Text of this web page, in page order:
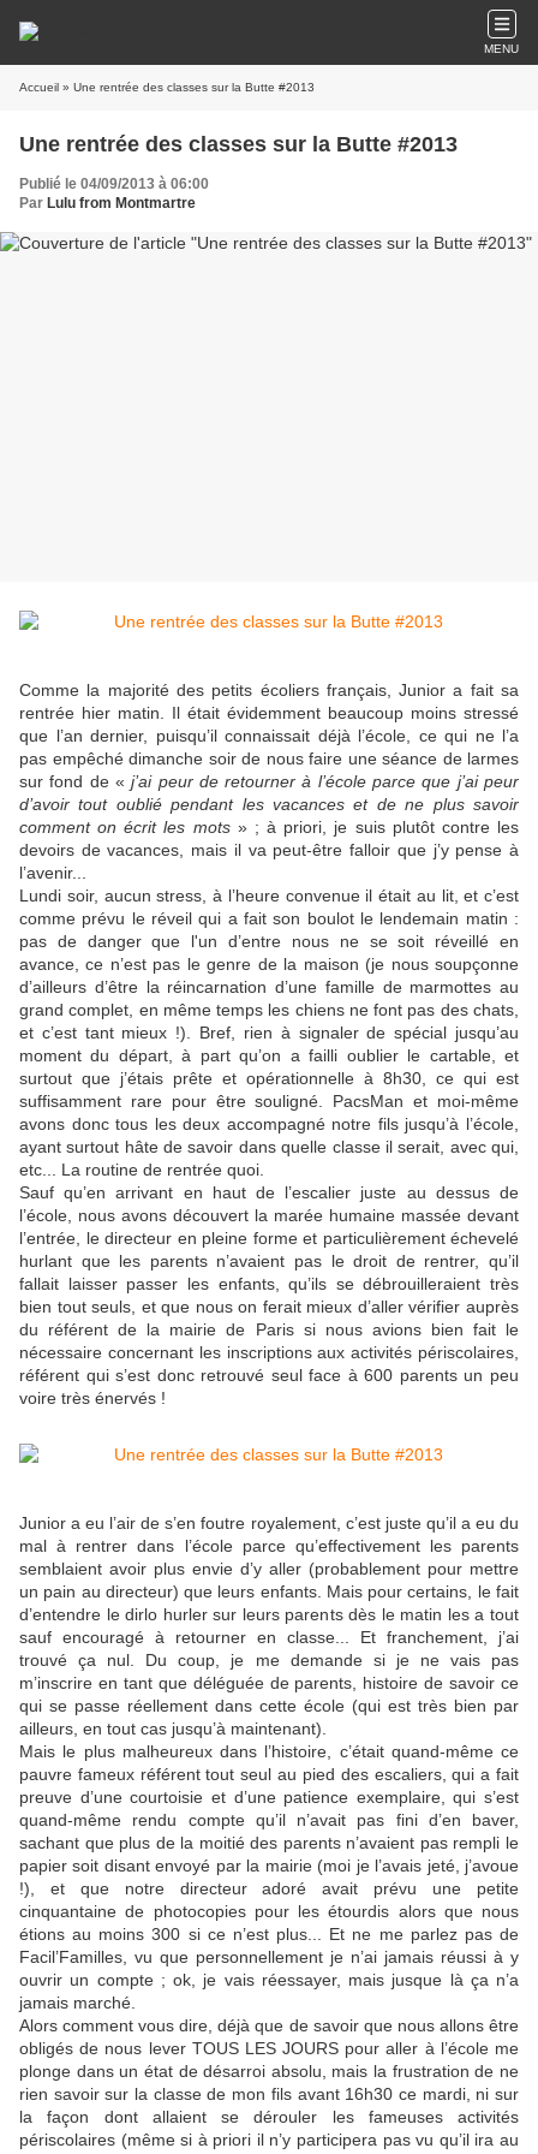
MENU
Accueil » Une rentrée des classes sur la Butte #2013
Une rentrée des classes sur la Butte #2013
Publié le 04/09/2013 à 06:00
Par Lulu from Montmartre
Comme la majorité des petits écoliers français, Junior a fait sa
rentrée hier matin. Il était évidemment beaucoup moins stressé
que l’an dernier, puisqu’il connaissait déjà l’école, ce qui ne l’a
pas empêché dimanche soir de nous faire une séance de larmes
sur fond de «j’ai peur de retourner à l’école parce que j’ai peur
d’avoir tout oublié pendant les vacances et de ne plus savoir
comment on écrit les mots» ; à priori, je suis plutôt contre les
devoirs de vacances, mais il va peut-être falloir que j’y pense à
l’avenir...
Lundi soir, aucun stress, à l’heure convenue il était au lit, et c’est
comme prévu le réveil qui a fait son boulot le lendemain matin :
pas de danger que l'un d’entre nous ne se soit réveillé en
avance, ce n’est pas le genre de la maison (je nous soupçonne
d’ailleurs d’être la réincarnation d’une famille de marmottes au
grand complet, en même temps les chiens ne font pas des chats,
et c’est tant mieux !). Bref, rien à signaler de spécial jusqu’au
moment du départ, à part qu’on a failli oublier le cartable, et
surtout que j’étais prête et opérationnelle à 8h30, ce qui est
suffisamment rare pour être souligné. PacsMan et moi-même
avons donc tous les deux accompagné notre fils jusqu’à l’école,
ayant surtout hâte de savoir dans quelle classe il serait, avec qui,
etc... La routine de rentrée quoi.
Sauf qu’en arrivant en haut de l’escalier juste au dessus de
l’école, nous avons découvert la marée humaine massée devant
l’entrée, le directeur en pleine forme et particulièrement échevelé
hurlant que les parents n’avaient pas le droit de rentrer, qu’il
fallait laisser passer les enfants, qu’ils se débrouilleraient très
bien tout seuls, et que nous on ferait mieux d’aller vérifier auprès
du référent de la mairie de Paris si nous avions bien fait le
nécessaire concernant les inscriptions aux activités périscolaires,
référent qui s’est donc retrouvé seul face à 600 parents un peu
voire très énervés !
Junior a eu l’air de s’en foutre royalement, c’est juste qu’il a eu du
mal à rentrer dans l’école parce qu’effectivement les parents
semblaient avoir plus envie d’y aller (probablement pour mettre
un pain au directeur) que leurs enfants. Mais pour certains, le fait
d’entendre le dirlo hurler sur leurs parents dès le matin les a tout
sauf encouragé à retourner en classe... Et franchement, j’ai
trouvé ça nul. Du coup, je me demande si je ne vais pas
m’inscrire en tant que déléguée de parents, histoire de savoir ce
qui se passe réellement dans cette école (qui est très bien par
ailleurs, en tout cas jusqu’à maintenant).
Mais le plus malheureux dans l’histoire, c’était quand-même ce
pauvre fameux référent tout seul au pied des escaliers, qui a fait
preuve d’une courtoisie et d’une patience exemplaire, qui s’est
quand-même rendu compte qu’il n’avait pas fini d’en baver,
sachant que plus de la moitié des parents n’avaient pas rempli le
papier soit disant envoyé par la mairie (moi je l’avais jeté, j’avoue
!), et que notre directeur adoré avait prévu une petite
cinquantaine de photocopies pour les étourdis alors que nous
étions au moins 300 si ce n’est plus... Et ne me parlez pas de
Facil’Familles, vu que personnellement je n’ai jamais réussi à y
ouvrir un compte ; ok, je vais réessayer, mais jusque là ça n’a
jamais marché.
Alors comment vous dire, déjà que de savoir que nous allons être
obligés de nous lever TOUS LES JOURS pour aller à l’école me
plonge dans un état de désarroi absolu, mais la frustration de ne
rien savoir sur la classe de mon fils avant 16h30 ce mardi, ni sur
la façon dont allaient se dérouler les fameuses activités
périscolaires (même si à priori il n’y participera pas vu qu’il ira au